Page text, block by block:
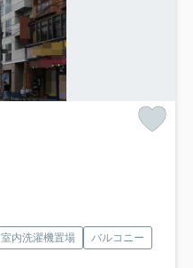
室内洗濯機置場
バルコニー